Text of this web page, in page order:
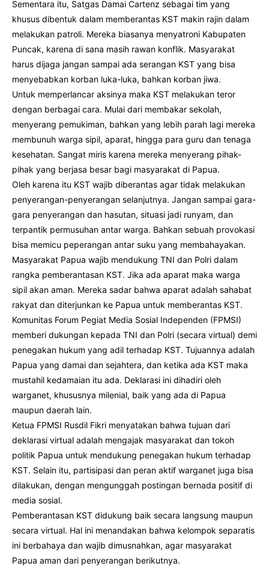
Sementara itu, Satgas Damai Cartenz sebagai tim yang
khusus dibentuk dalam memberantas KST makin rajin dalam
melakukan patroli. Mereka biasanya menyatroni Kabupaten
Puncak, karena di sana masih rawan konflik. Masyarakat
harus dijaga jangan sampai ada serangan KST yang bisa
menyebabkan korban luka-luka, bahkan korban jiwa.
Untuk memperlancar aksinya maka KST melakukan teror
dengan berbagai cara. Mulai dari membakar sekolah,
menyerang pemukiman, bahkan yang lebih parah lagi mereka
membunuh warga sipil, aparat, hingga para guru dan tenaga
kesehatan. Sangat miris karena mereka menyerang pihak-
pihak yang berjasa besar bagi masyarakat di Papua.
Oleh karena itu KST wajib diberantas agar tidak melakukan
penyerangan-penyerangan selanjutnya. Jangan sampai gara-
gara penyerangan dan hasutan, situasi jadi runyam, dan
terpantik permusuhan antar warga. Bahkan sebuah provokasi
bisa memicu peperangan antar suku yang membahayakan.
Masyarakat Papua wajib mendukung TNI dan Polri dalam
rangka pemberantasan KST. Jika ada aparat maka warga
sipil akan aman. Mereka sadar bahwa aparat adalah sahabat
rakyat dan diterjunkan ke Papua untuk memberantas KST.
Komunitas Forum Pegiat Media Sosial Independen (FPMSI)
memberi dukungan kepada TNI dan Polri (secara virtual) demi
penegakan hukum yang adil terhadap KST. Tujuannya adalah
Papua yang damai dan sejahtera, dan ketika ada KST maka
mustahil kedamaian itu ada. Deklarasi ini dihadiri oleh
warganet, khususnya milenial, baik yang ada di Papua
maupun daerah lain.
Ketua FPMSI Rusdil Fikri menyatakan bahwa tujuan dari
deklarasi virtual adalah mengajak masyarakat dan tokoh
politik Papua untuk mendukung penegakan hukum terhadap
KST. Selain itu, partisipasi dan peran aktif warganet juga bisa
dilakukan, dengan mengunggah postingan bernada positif di
media sosial.
Pemberantasan KST didukung baik secara langsung maupun
secara virtual. Hal ini menandakan bahwa kelompok separatis
ini berbahaya dan wajib dimusnahkan, agar masyarakat
Papua aman dari penyerangan berikutnya.